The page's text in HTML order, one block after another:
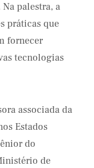
palestra, a
práticas que
fornecer
tecnologias
associada da
Estados
do
de